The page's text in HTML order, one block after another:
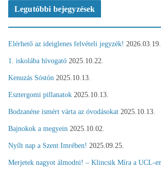
Legutóbbi bejegyzések
Elérhető az ideiglenes felvételi jegyzék! 2026.03.19.
1. iskolába hívogató 2025.10.22.
Kenuzás Sóstón 2025.10.13.
Esztergomi pillanatok 2025.10.13.
Bodzanéne ismért várta az óvodásokat 2025.10.13.
Bajnokok a megyein 2025.10.02.
Nyílt nap a Szent Imrében! 2025.09.25.
Merjetek nagyot álmodni! – Klincsik Míra a UCL-en